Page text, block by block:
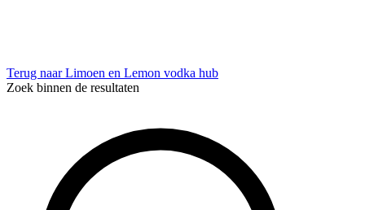
Terug naar Limoen en Lemon vodka hub
Zoek binnen de resultaten